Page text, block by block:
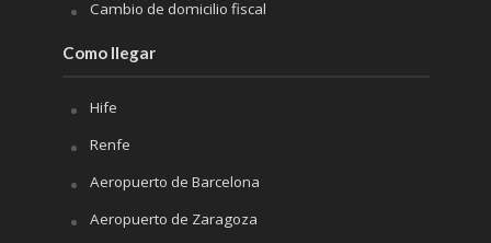
Cambio de domicilio fiscal
Como llegar
Hife
Renfe
Aeropuerto de Barcelona
Aeropuerto de Zaragoza